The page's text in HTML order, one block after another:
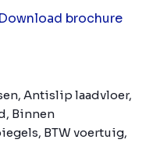
Download brochure
Antislip laadvloer,
Binnen
BTW voertuig,